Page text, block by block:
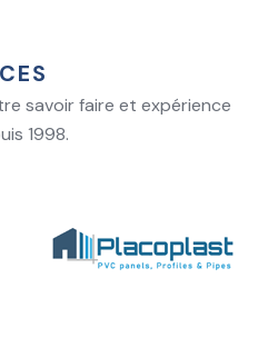
savoir faire et expérience
1998.